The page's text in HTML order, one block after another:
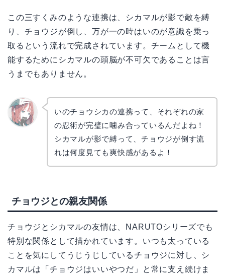
この三すくみのような連携は、シカマルが影で敵を縛
り、チョウジが倒し、万が一の時はいのが意識を乗っ
取るという流れで完成されています。チームとして機
能するためにシカマルの頭脳が不可欠であることは言
うまでもありません。
いのチョウシカの連携って、それぞれの家
の忍術が完璧に噛み合っているんだよね！
シカマルが影で縛って、チョウジが倒す流
れは何度見ても爽快感があるよ！
チョウジとの親友関係
チョウジとシカマルの友情は、NARUTOシリーズでも
特別な関係として描かれています。いつも太っている
ことを気にしてうじうじしているチョウジに対し、シ
カマルは「チョウジはいいやつだ」と常に支え続けま